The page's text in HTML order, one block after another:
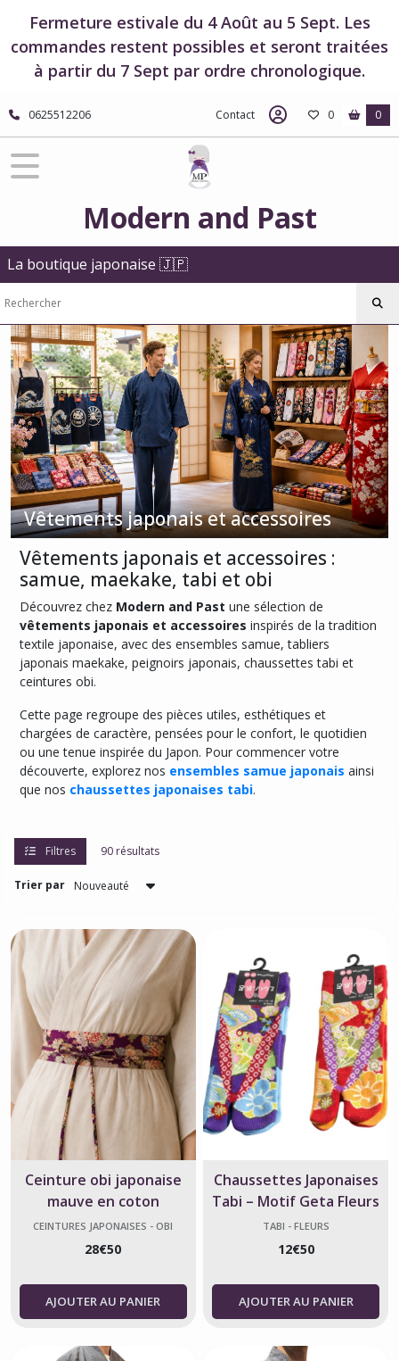
Fermeture estivale du 4 Août au 5 Sept. Les
commandes restent possibles et seront traitées
à partir du 7 Sept par ordre chronologique.
0625512206 Contact 0 0
Modern and Past
La boutique japonaise 🇯🇵
Vêtements japonais et accessoires
Vêtements japonais et accessoires :
samue, maekake, tabi et obi
Découvrez chez Modern and Past une sélection de
vêtements japonais et accessoires inspirés de la tradition
textile japonaise, avec des ensembles samue, tabliers
japonais maekake, peignoirs japonais, chaussettes tabi et
ceintures obi.
Cette page regroupe des pièces utiles, esthétiques et
chargées de caractère, pensées pour le confort, le quotidien
ou une tenue inspirée du Japon. Pour commencer votre
découverte, explorez nos ensembles samue japonais ainsi
que nos chaussettes japonaises tabi.
Filtres 90 résultats
Trier par
Ceinture obi japonaise
mauve en coton
CEINTURES JAPONAISES - OBI
28€50
AJOUTER AU PANIER
Chaussettes Japonaises
Tabi – Motif Geta Fleurs
TABI - FLEURS
12€50
AJOUTER AU PANIER
Fermer
FILTRES
Tous
Vêtements
japonais
accessoires
veste
et
pantalon
-
Samue
(3)
Tabliers
japonais
Maekake
(6)
Peignoirs
japonais
(3)
Chaussettes
japonaises
-
Tabi
(28)
Ceintures
japonaises
-
Obi
(50)
Afficher